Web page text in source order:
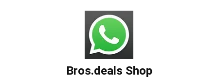
Bros.deals Shop